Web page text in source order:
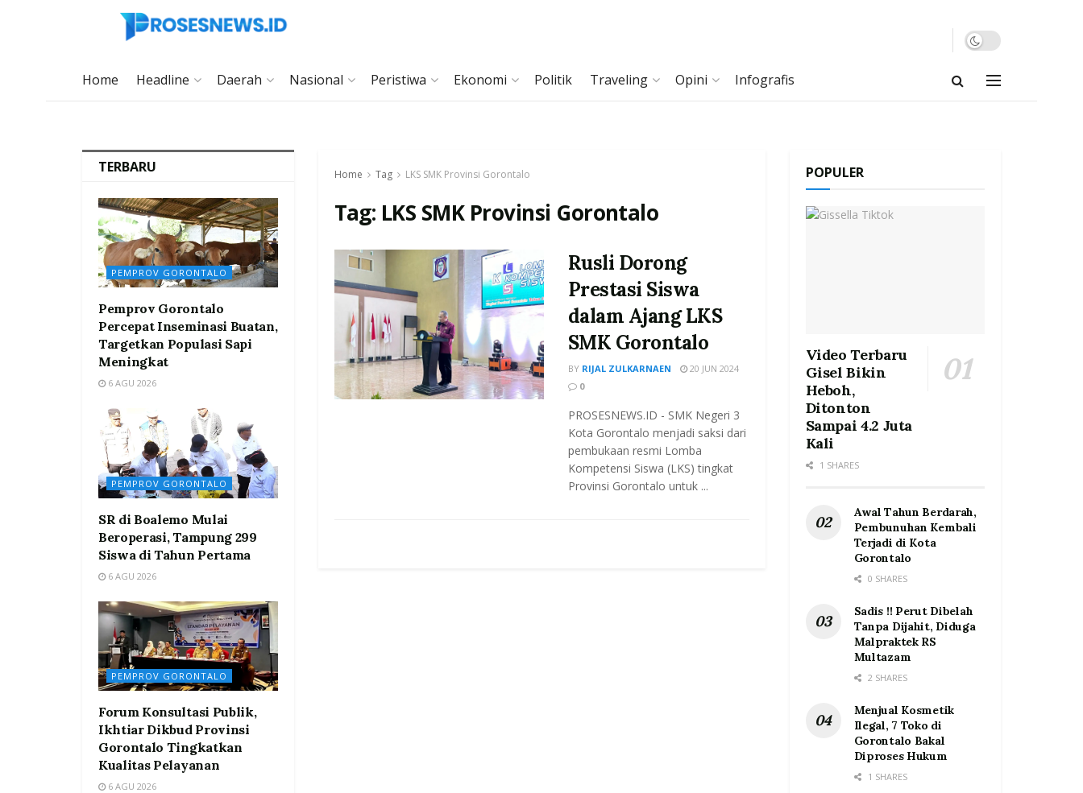
Home Headline Daerah Nasional Peristiwa Ekonomi Politik Traveling Opini Infografis
Home Tag LKS SMK Provinsi Gorontalo
Tag: LKS SMK Provinsi Gorontalo
Rusli Dorong
Prestasi Siswa
dalam Ajang LKS
SMK Gorontalo
BY RIJAL ZULKARNAEN
20 JUN 2024
0
PROSESNEWS.ID - SMK Negeri 3
Kota Gorontalo menjadi saksi dari
pembukaan resmi Lomba
Kompetensi Siswa (LKS) tingkat
Provinsi Gorontalo untuk ...
TERBARU
PEMPROV GORONTALO
Pemprov Gorontalo
Percepat Inseminasi Buatan,
Targetkan Populasi Sapi
Meningkat
6 AGU 2026
PEMPROV GORONTALO
SR di Boalemo Mulai
Beroperasi, Tampung 299
Siswa di Tahun Pertama
6 AGU 2026
PEMPROV GORONTALO
Forum Konsultasi Publik,
Ikhtiar Dikbud Provinsi
Gorontalo Tingkatkan
Kualitas Pelayanan
6 AGU 2026
POPULER
Video Terbaru
Gisel Bikin
Heboh,
Ditonton
Sampai 4.2 Juta
Kali
1 SHARES
Awal Tahun Berdarah,
Pembunuhan Kembali
Terjadi di Kota
Gorontalo
0 SHARES
Sadis !! Perut Dibelah
Tanpa Dijahit, Diduga
Malpraktek RS
Multazam
2 SHARES
Menjual Kosmetik
Ilegal, 7 Toko di
Gorontalo Bakal
Diproses Hukum
1 SHARES